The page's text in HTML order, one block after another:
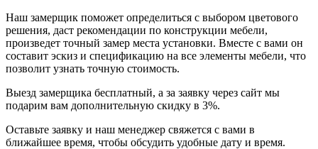
Наш замерщик поможет определиться с выбором цветового
решения, даст рекомендации по конструкции мебели,
произведет точный замер места установки. Вместе с вами он
составит эскиз и спецификацию на все элементы мебели, что
позволит узнать точную стоимость.
Выезд замерщика бесплатный, а за заявку через сайт мы
подарим вам дополнительную скидку в 3%.
Оставьте заявку и наш менеджер свяжется с вами в
ближайшее время, чтобы обсудить удобные дату и время.